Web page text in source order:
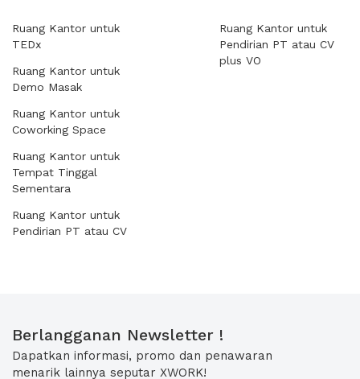
Ruang Kantor untuk
TEDx
Ruang Kantor untuk
Demo Masak
Ruang Kantor untuk
Coworking Space
Ruang Kantor untuk
Tempat Tinggal
Sementara
Ruang Kantor untuk
Pendirian PT atau CV
Ruang Kantor untuk
Pendirian PT atau CV
plus VO
Berlangganan Newsletter !
Dapatkan informasi, promo dan penawaran
menarik lainnya seputar XWORK!